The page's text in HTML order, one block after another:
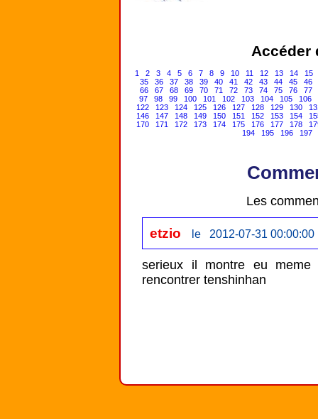
Accéder
1 2 3 4 5 6 7 8 9 10 11 12 13 14
15
35
36 37 38 39 40 41 42 43 44 45
46
66
67 68 69 70 71 72 73 74 75 76
77
97
98 99 100 101 102 103 104 105
106
122
123 124 125 126 127 128 129 130
146
147 148 149 150 151 152 153 154
170
171 172 173 174 175 176 177 178
194
195 196 197
Les
etzio le 2012-07-31 00:00:00
serieux il montre eu
rencontrer tenshinhan